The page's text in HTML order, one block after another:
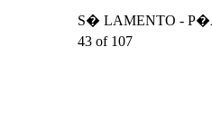
S� LAMENTO -
43 of 107